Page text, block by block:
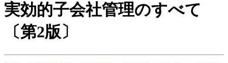
実効的子会社管理のすべて
〔第2版〕